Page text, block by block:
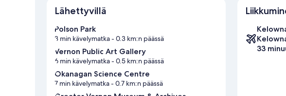
Lähettyvillä
Polson Park
3 min kävelymatka- 0.3 km:n päässä
Vernon Public Art Gallery
6 min kävelymatka- 0.5 km:n päässä
Okanagan Science Centre
7 min kävelymatka- 0.7 km:n päässä
33